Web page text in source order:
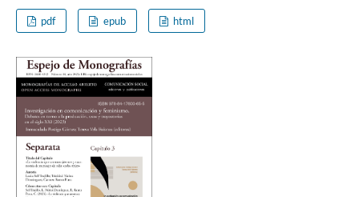
pdf epub html